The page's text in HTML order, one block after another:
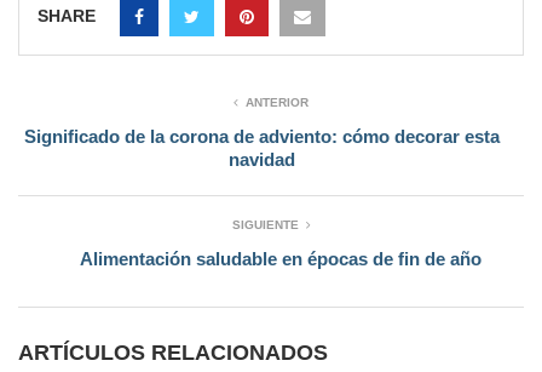
SHARE
ANTERIOR
Significado de la corona de adviento: cómo decorar esta
navidad
SIGUIENTE
Alimentación saludable en épocas de fin de año
ARTÍCULOS RELACIONADOS